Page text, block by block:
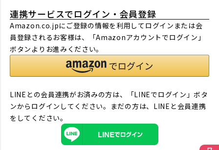
連携サービスでログイン・会員登録
Amazon.co.jpにご登録の情報を利用してログインまたは会
員登録されるお客様は、「Amazonアカウントでログイン」
ボタンよりお進みください。
LINEとの会員連携がお済みの方は、「LINEでログイン」ボタ
ンからログインしてください。まだの方は、 LINEと会員連携
をしてください。